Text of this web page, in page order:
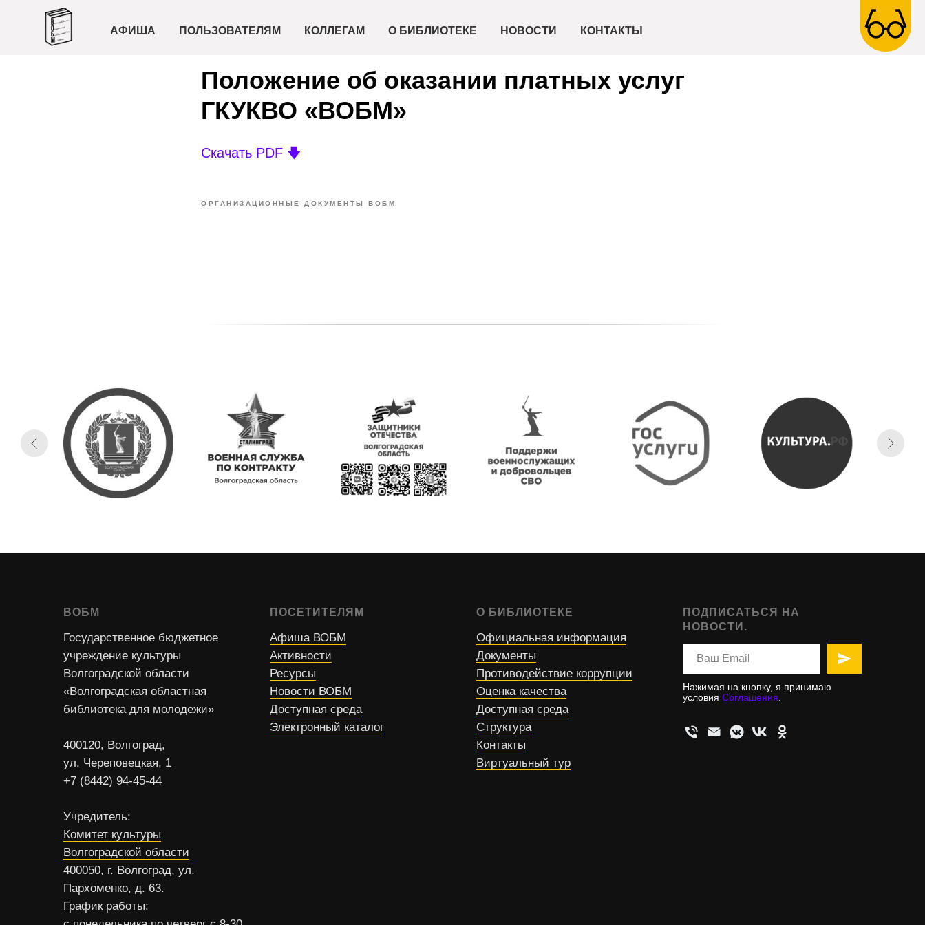
АФИША ПОЛЬЗОВАТЕЛЯМ КОЛЛЕГАМ О БИБЛИОТЕКЕ НОВОСТИ КОНТАКТЫ
Положение об оказании платных услуг
ГКУКВО «ВОБМ»
Скачать PDF 🡇
ОРГАНИЗАЦИОННЫЕ ДОКУМЕНТЫ ВОБМ
ВОБМ
Государственное бюджетное
учреждение культуры
Волгоградской области
«Волгоградская областная
библиотека для молодежи»
400120, Волгоград,
ул. Череповецкая, 1
+7 (8442) 94-45-44
Учредитель:
Комитет культуры
Волгоградской области
400050, г. Волгоград, ул.
Пархоменко, д. 63.
График работы:
ПОСЕТИТЕЛЯМ
Афиша ВОБМ
Активности
Ресурсы
Новости ВОБМ
Доступная среда
Электронный каталог
О БИБЛИОТЕКЕ
Официальная информация
Документы
Противодействие коррупции
Оценка качества
Доступная среда
Структура
Контакты
Виртуальный тур
ПОДПИСАТЬСЯ НА
НОВОСТИ.
Нажимая на кнопку, я принимаю
условия Соглашения